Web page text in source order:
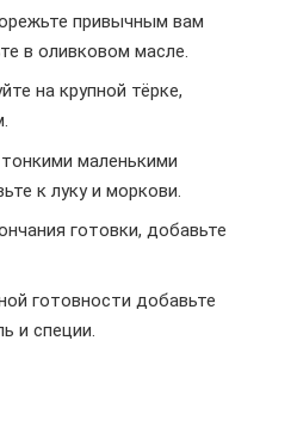
привычным вам
в оливковом масле.
на крупной тёрке,
маленькими
к луку и моркови.
готовки, добавьте
готовности добавьте
и специи.